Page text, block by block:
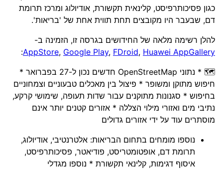
כגון פסיכותרפיסט, קלינאית תקשורת, אודיולוג ומרכז תרומת
דם, שבעבר היו מקובצים תחת תווית אחת של 'בריאות'.
להלן רשימה מלאה של החידושים בגרסה זו, הזמינה ב-
AppStore, Google Play, FDroid, Huawei AppGallery
:
🗺️ * נתוני OpenStreetMap חדשים נכון ל-27 בפברואר *
חיפוש מתוקן ומשופר * פיצול בין מאכלים טבעוניים וצמחוניים
בחיפוש * סגנונות מתוקנים עבור שדות תעופה, שימושי קרקע,
נתיבי מים ואזורי מילוי הצללה * אזורים קטנים יותר אינם
מוסתרים עוד על ידי אזורים גדולים
נוספו מומחים בתחום הבריאות: אלטרנטיבי, אודיולוג,
תרומת דם, אופטומטריסט, פודיאטר, פסיכותרפיסט,
איסוף דגימות, קלינאי תקשורת * נוספו מגדלי